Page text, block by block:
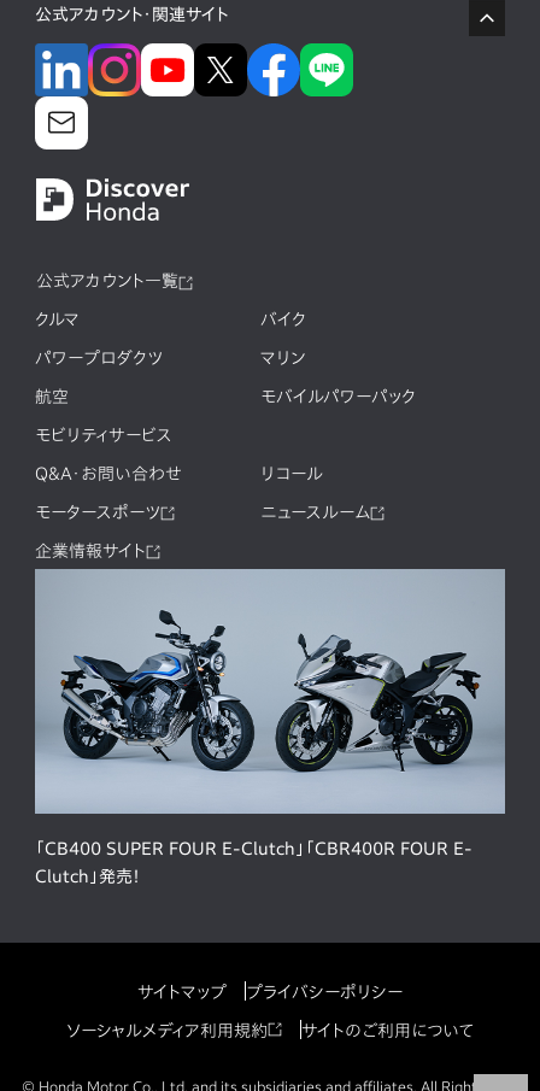
公式アカウント・関連サイト
公式アカウント一覧
クルマ バイク
パワープロダクツ マリン
航空 モバイルパワーパック
モビリティサービス
Q&A・お問い合わせ リコール
モータースポーツ ニュースルーム
企業情報サイト
「CB400 SUPER FOUR E-Clutch」「CBR400R FOUR E-
Clutch」発売！
サイトマップ プライバシーポリシー
ソーシャルメディア利用規約 サイトのご利用について
© Honda Motor Co., Ltd. and its subsidiaries and affiliates. All Rights